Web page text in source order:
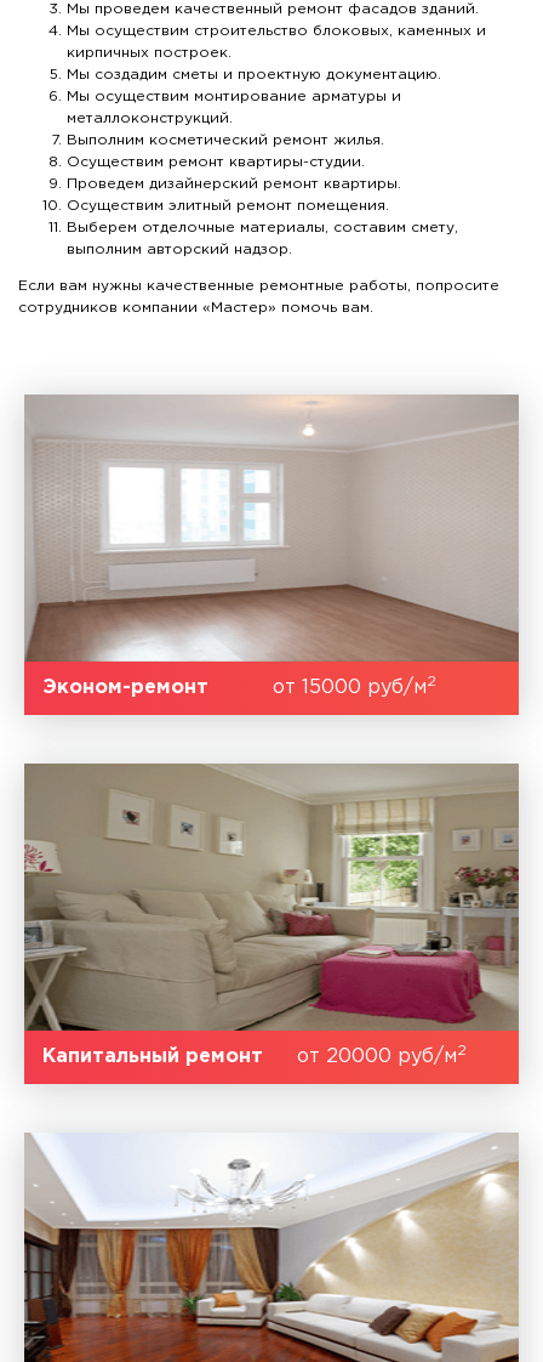
Мы проведем качественный ремонт фасадов зданий.
Мы осуществим строительство блоковых, каменных и
кирпичных построек.
Мы создадим сметы и проектную документацию.
Мы осуществим монтирование арматуры и
металлоконструкций.
Выполним косметический ремонт жилья.
Осуществим ремонт квартиры-студии.
Проведем дизайнерский ремонт квартиры.
Осуществим элитный ремонт помещения.
Выберем отделочные материалы, составим смету,
выполним авторский надзор.
Если вам нужны качественные ремонтные работы, попросите
сотрудников компании «Мастер» помочь вам.
Эконом-ремонт от 15000 руб/м2
Капитальный ремонт от 20000 руб/м2